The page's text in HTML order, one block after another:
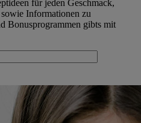
für jeden Geschmack,
Informationen zu
Bonusprogrammen gibts mit